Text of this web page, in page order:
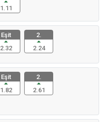
1.11
Eşit
2.32
2.
2.24
Eşit
1.82
2.
2.61